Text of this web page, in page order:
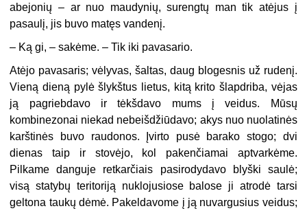
abejonių – ar nuo maudynių, surengtų man tik atėjus į
pasaulį, jis buvo matęs vandenį.
– Ką gi, – sakėme. – Tik iki pavasario.
Atėjo pavasaris; vėlyvas, šaltas, daug blogesnis už rudenį.
Vieną dieną pylė šlykštus lietus, kitą krito šlapdriba, vėjas
ją pagriebdavo ir tėkšdavo mums į veidus. Mūsų
kombinezonai niekad nebeišdžiūdavo; akys nuo nuolatinės
karštinės buvo raudonos. Įvirto pusė barako stogo; dvi
dienas taip ir stovėjo, kol pakenčiamai aptvarkėme.
Pilkame danguje retkarčiais pasirodydavo blyški saulė;
visą statybų teritoriją nuklojusiose balose ji atrodė tarsi
geltona taukų dėmė. Pakeldavome į ją nuvargusius veidus;